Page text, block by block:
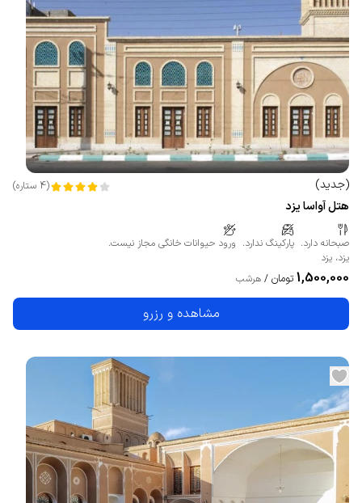
(جدید)
(
4 ستاره)
هتل آواسا یزد
صبحانه دارد. پارکینگ ندارد. ورود حیوانات خانگی مجاز نیست.
یزد، یزد
1,500,000 تومان / هرشب
مشاهده و رزرو